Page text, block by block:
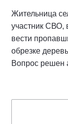
Жительница
участник СВО,
вести
обрезке
Вопрос решен